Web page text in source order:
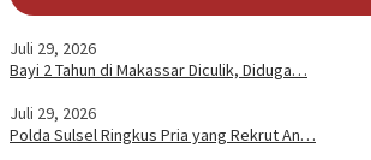
Juli 29, 2026
Bayi 2 Tahun di Makassar Diculik, Diduga…
Juli 29, 2026
Polda Sulsel Ringkus Pria yang Rekrut An…